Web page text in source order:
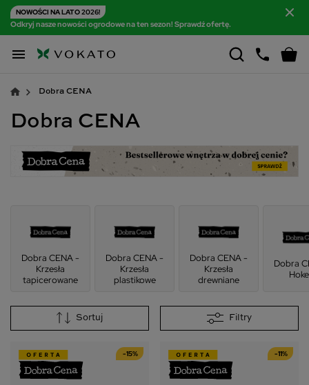
NOWOŚCI NA LATO 2026!
Odkryj nasze nowości ogrodowe na ten sezon! Sprawdź ofertę.

Dobra CENA
Dobra CENA
Dobra CENA -
Krzesła
tapicerowane
Dobra CENA -
Krzesła
plastikowe
Dobra CENA -
Krzesła
drewniane
Dobra
Sortuj Filtry
-15% -11%